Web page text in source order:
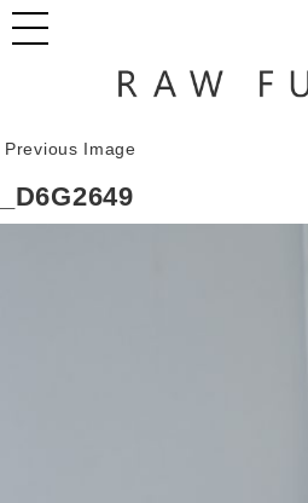
Previous Image
_D6G2649